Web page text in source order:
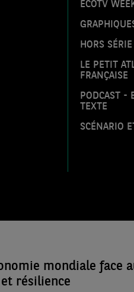
ECOTV
HORS SÉRIE
LE PETIT
FRANÇAISE
PODCAST -
TEXTE
SCÉNARIO
mondiale face
résilience